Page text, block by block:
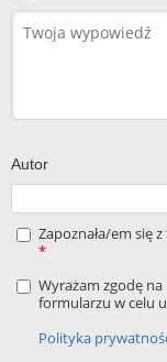
Autor
Zapoznała/em się
*
Wyrażam zgodę
formularzu w celu
Polityka